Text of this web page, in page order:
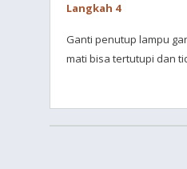
Langkah 4
Ganti penutup lampu
mati bisa tertutupi dan